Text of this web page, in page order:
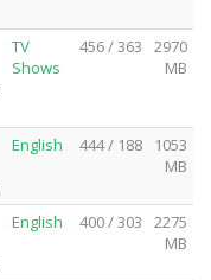
TV
Shows
456 / 363
2970
MB
English 444 / 188
1053
MB
English 400 / 303
2275
MB